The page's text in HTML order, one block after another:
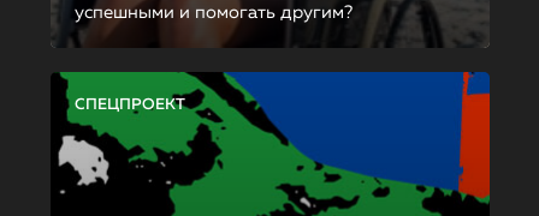
успешными и помогать другим?
СПЕЦПРОЕКТ